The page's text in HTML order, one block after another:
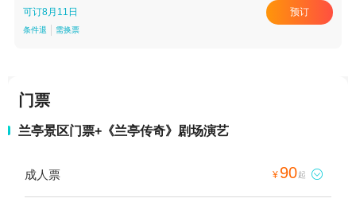
可订8月11日
条件退 需换票
预订
门票
兰亭景区门票+《兰亭传奇》剧场演艺
成人票 ¥ 90起 